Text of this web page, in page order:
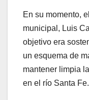
En su momento,
municipal, Luis
objetivo era
un esquema de
mantener limpia
en el río Santa Fe.